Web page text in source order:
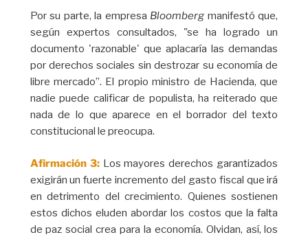
Por su parte, la empresa Bloomberg manifestó que,
según expertos consultados, "se ha logrado un
documento 'razonable' que aplacaría las demandas
por derechos sociales sin destrozar su economía de
libre mercado”. El propio ministro de Hacienda, que
nadie puede calificar de populista, ha reiterado que
nada de lo que aparece en el borrador del texto
constitucional le preocupa.
Afirmación 3: Los mayores derechos garantizados
exigirán un fuerte incremento del gasto fiscal que irá
en detrimento del crecimiento. Quienes sostienen
estos dichos eluden abordar los costos que la falta
de paz social crea para la economía. Olvidan, así, los